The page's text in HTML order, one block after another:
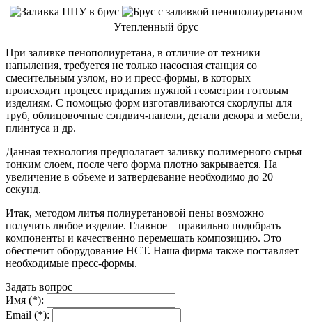
Утепленный брус
При заливке пенополиуретана, в отличие от техники
напыления, требуется не только насосная станция со
смесительным узлом, но и пресс-формы, в которых
происходит процесс придания нужной геометрии готовым
изделиям. С помощью форм изготавливаются скорлупы для
труб, облицовочные сэндвич-панели, детали декора и мебели,
плинтуса и др.
Данная технология предполагает заливку полимерного сырья
тонким слоем, после чего форма плотно закрывается. На
увеличение в объеме и затвердевание необходимо до 20
секунд.
Итак, методом литья полиуретановой пены возможно
получить любое изделие. Главное – правильно подобрать
компоненты и качественно перемешать композицию. Это
обеспечит оборудование НСТ. Наша фирма также поставляет
необходимые пресс-формы.
Задать вопрос
Имя (*):
Email (*):